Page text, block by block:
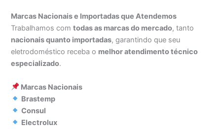
Marcas Nacionais e Importadas que Atendemos
Trabalhamos comtodas as marcas do mercado, tanto
nacionais quanto importadas, garantindo que seu
eletrodoméstico receba o melhor atendimento técnico
especializado.
Marcas Nacionais
Brastemp
Consul
Electrolux